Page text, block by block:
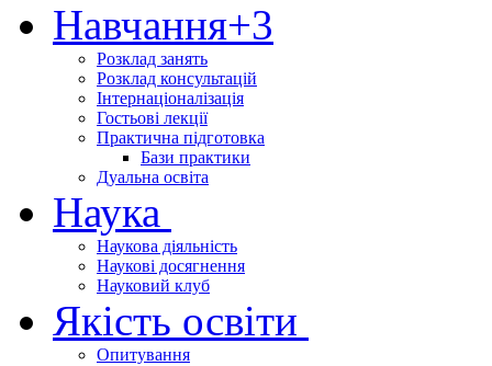
Навчання+3
Розклад занять
Розклад консультацій
Інтернаціоналізація
Гостьові лекції
Практична підготовка
Бази практики
Дуальна освіта
Наука
Наукова діяльність
Наукові досягнення
Науковий клуб
Якість освіти
Опитування